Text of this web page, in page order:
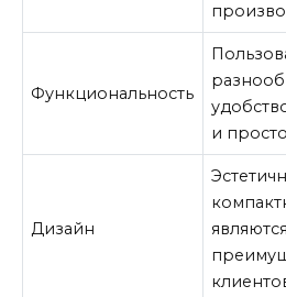
Функциональность
и
Дизайн